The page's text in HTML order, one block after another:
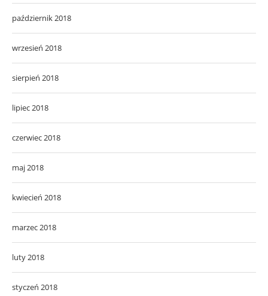
październik 2018
wrzesień 2018
sierpień 2018
lipiec 2018
czerwiec 2018
maj 2018
kwiecień 2018
marzec 2018
luty 2018
styczeń 2018